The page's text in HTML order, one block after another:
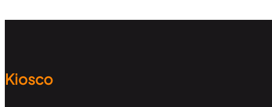
Kiosco